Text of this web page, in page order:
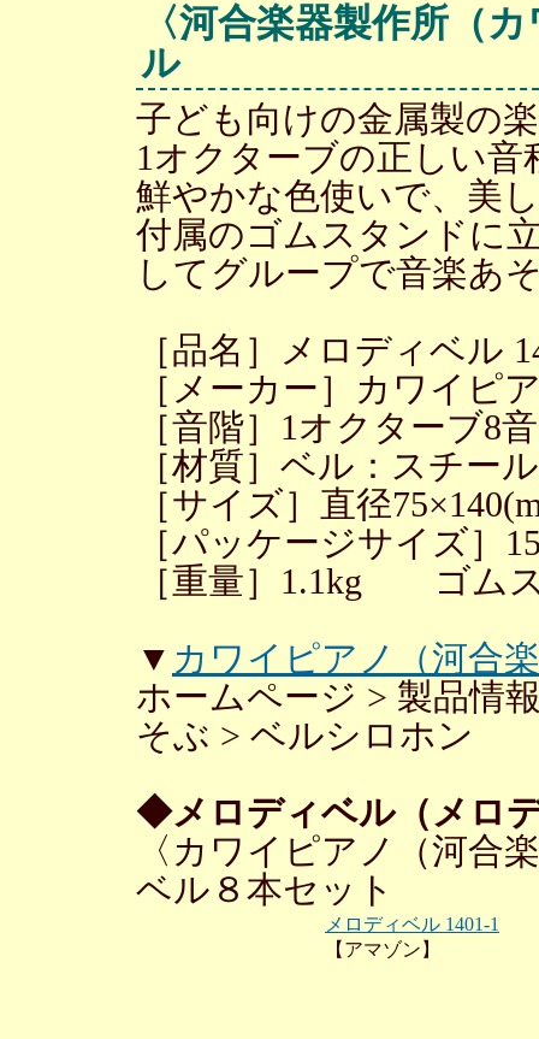
〈河合楽器製作所（
ル
子ども向けの金属製の
1オクターブの正しい
鮮やかな色使いで、美
付属のゴムスタンドに
してグループで音楽あ
［品名］メロディベル
［メーカー］カワイピ
［音階］1オクターブ
［材質］ベル：スチー
［サイズ］直径
［パッケージサイズ］
［重量］1.1kg ゴム
▼ カワイピアノ（河合
ホームページ > 製品情
そぶ > ベルシロホン
◆メロディベル（メロ
〈カワイピアノ（河合
ベル８本セット
メロディベル 1401-1
【アマゾン】